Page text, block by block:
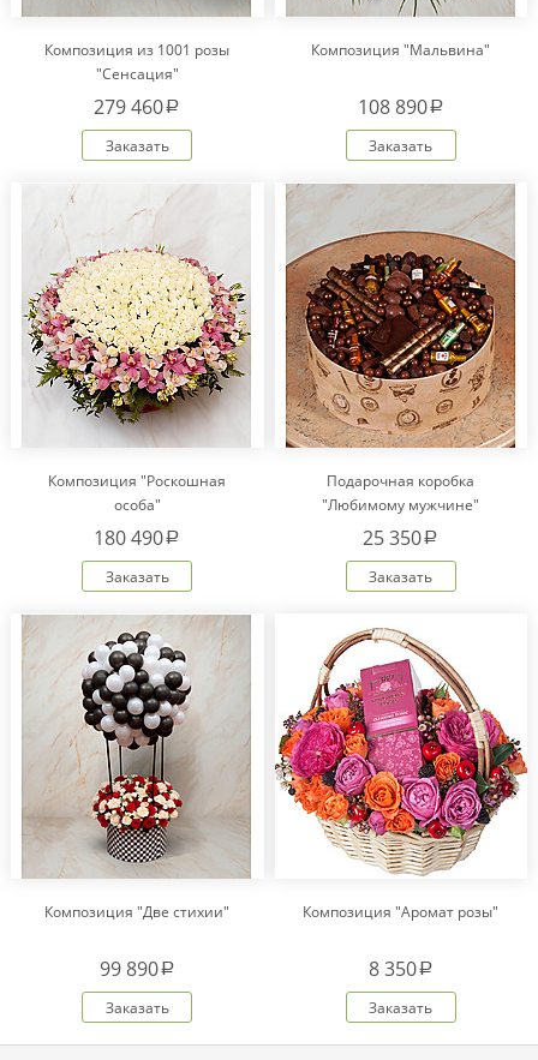
Композиция из 1001 розы
"Сенсация"
279 460a
Заказать
Композиция "Мальвина"
108 890a
Заказать
Композиция "Роскошная
особа"
180 490a
Заказать
Подарочная коробка
"Любимому мужчине"
25 350a
Заказать
Композиция "Две стихии"
99 890a
Заказать
Композиция "Аромат розы"
8 350a
Заказать